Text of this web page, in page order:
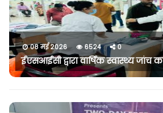
08 मई 2026 6524 0
ईएसआईसी द्वारा वार्षिक स्वास्थ्य जांच